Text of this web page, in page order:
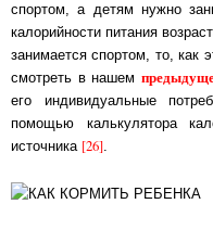
спортом, а детям нужно
калорийности питания
за­ни­ма­ет­ся спортом, то,
смот­реть в на­шем
его ин­ди­ви­ду­аль­ные
помощью калькулятора
источника [26].